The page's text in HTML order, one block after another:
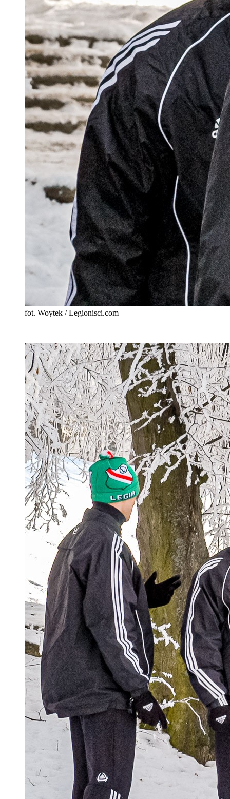
fot. Woytek / Legionisci.com